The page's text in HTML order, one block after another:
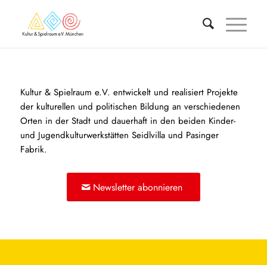
Kultur & Spielraum e.V. entwickelt und realisiert Projekte
der kulturellen und politischen Bildung an verschiedenen
Orten in der Stadt und dauerhaft in den beiden Kinder-
und Jugendkulturwerkstätten Seidlvilla und Pasinger
Fabrik.
Newsletter abonnieren